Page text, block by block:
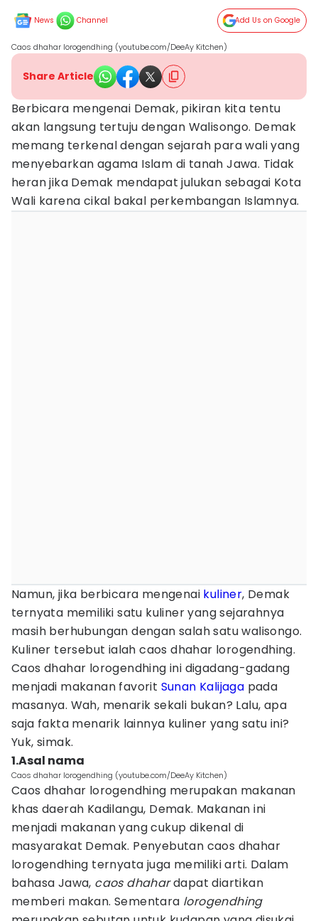
News Channel Add Us on Google
Caos dhahar lorogendhing (youtube.com/DeeAy Kitchen)
Share Article
Berbicara mengenai Demak, pikiran kita tentu
akan langsung tertuju dengan Walisongo. Demak
memang terkenal dengan sejarah para wali yang
menyebarkan agama Islam di tanah Jawa. Tidak
heran jika Demak mendapat julukan sebagai Kota
Wali karena cikal bakal perkembangan Islamnya.
Namun, jika berbicara mengenai kuliner, Demak
ternyata memiliki satu kuliner yang sejarahnya
masih berhubungan dengan salah satu walisongo.
Kuliner tersebut ialah caos dhahar lorogendhing.
Caos dhahar lorogendhing ini digadang-gadang
menjadi makanan favorit Sunan Kalijaga pada
masanya. Wah, menarik sekali bukan? Lalu, apa
saja fakta menarik lainnya kuliner yang satu ini?
Yuk, simak.
1.Asal nama
Caos dhahar lorogendhing (youtube.com/DeeAy Kitchen)
Caos dhahar lorogendhing merupakan makanan
khas daerah Kadilangu, Demak. Makanan ini
menjadi makanan yang cukup dikenal di
masyarakat Demak. Penyebutan caos dhahar
lorogendhing ternyata juga memiliki arti. Dalam
bahasa Jawa, caos dhahardapat diartikan
memberi makan. Sementara lorogendhing